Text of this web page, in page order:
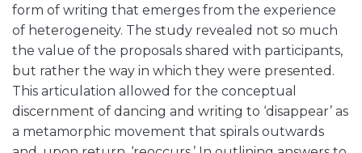
form of writing that emerges from the experience
of heterogeneity. The study revealed not so much
the value of the proposals shared with participants,
but rather the way in which they were presented.
This articulation allowed for the conceptual
discernment of dancing and writing to ‘disappear’ as
a metamorphic movement that spirals outwards